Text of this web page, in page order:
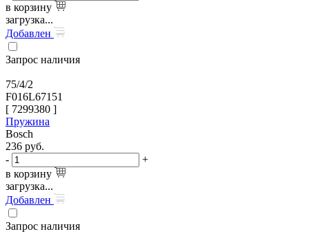
в корзину
загрузка...
Добавлен
Запрос наличия
75/4/2
F016L67151
[ 7299380 ]
Пружина
Bosch
236 руб.
-
+
в корзину
загрузка...
Добавлен
Запрос наличия